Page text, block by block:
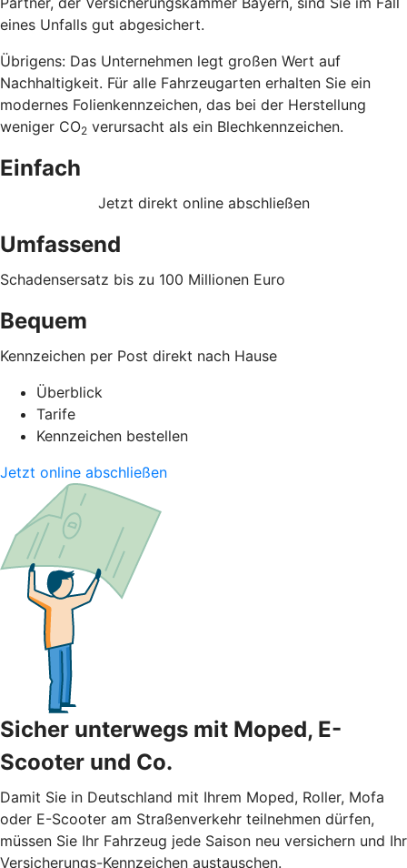
eines Unfalls gut abgesichert.
Übrigens: Das Unternehmen legt großen Wert auf
Nachhaltigkeit. Für alle Fahrzeugarten erhalten Sie ein
modernes Folienkennzeichen, das bei der Herstellung
weniger CO2 verursacht als ein Blechkennzeichen.
Einfach
Jetzt direkt online abschließen
Umfassend
Schadensersatz bis zu 100 Millionen Euro
Bequem
Kennzeichen per Post direkt nach Hause
Überblick
Tarife
Kennzeichen bestellen
Jetzt online abschließen
Sicher unterwegs mit Moped, E-
Scooter und Co.
Damit Sie in Deutschland mit Ihrem Moped, Roller, Mofa
oder E-Scooter am Straßenverkehr teilnehmen dürfen,
müssen Sie Ihr Fahrzeug jede Saison neu versichern und Ihr
Versicherungs-Kennzeichen austauschen.